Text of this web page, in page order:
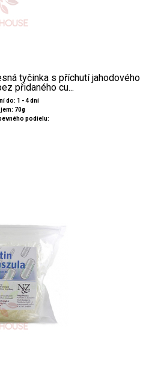
tyčinka s příchutí jahodového
přidaného cu...
do: 1 - 4 dní
70g
podielu: